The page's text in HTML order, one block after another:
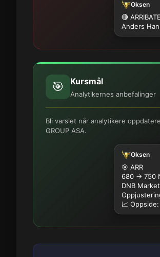
Oksen
🔴
Anders
🎯 Kursmål
Analytikernes anbefalinger
Bli varslet når analytikere
GROUP ASA.
Oksen
🎯 ARR
680 → 750
DNB
📈